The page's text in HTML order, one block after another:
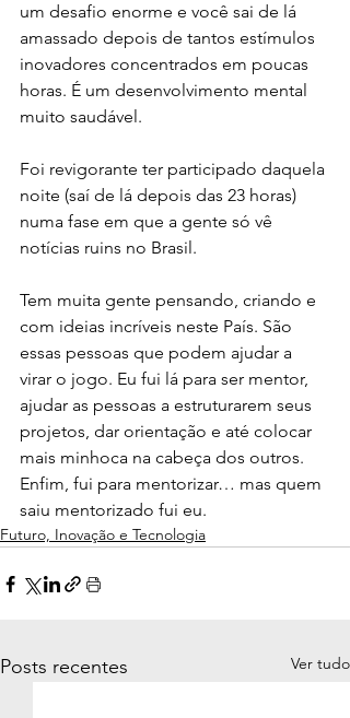
um desafio enorme e você sai de lá
amassado depois de tantos estímulos
inovadores concentrados em poucas
horas. É um desenvolvimento mental
muito saudável.
Foi revigorante ter participado daquela
noite (saí de lá depois das 23 horas)
numa fase em que a gente só vê
notícias ruins no Brasil.
Tem muita gente pensando, criando e
com ideias incríveis neste País. São
essas pessoas que podem ajudar a
virar o jogo. Eu fui lá para ser mentor,
ajudar as pessoas a estruturarem seus
projetos, dar orientação e até colocar
mais minhoca na cabeça dos outros.
Enfim, fui para mentorizar… mas quem
saiu mentorizado fui eu.
Futuro, Inovação e Tecnologia
Posts recentes Ver tudo